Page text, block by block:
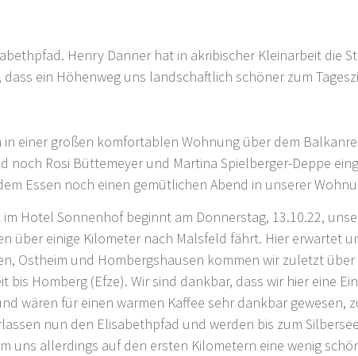
Henry Danner hat in akribischer Kleinarbeit die
ein Höhenweg uns landschaftlich schöner zum
in einer großen komfortablen Wohnung über dem
noch Rosi Büttemeyer und Martina Spielberger-Deppe
Essen noch einen gemütlichen Abend in unserer
Hotel Sonnenhof beginnt am Donnerstag, 13.10.22,
über einige Kilometer nach Malsfeld fährt. Hier erwartet
Ostheim und Hombergshausen kommen wir zuletzt
bis Homberg (Efze). Wir sind dankbar, dass wir hier eine
wären für einen warmen Kaffee sehr dankbar gewesen,
nun den Elisabethpfad und werden bis zum
uns allerdings auf den ersten Kilometern eine wenig